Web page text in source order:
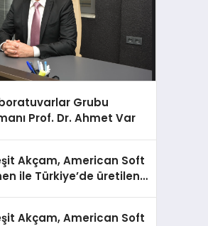
Grubu
Prof. Dr. Ahmet Var
Akçam, American Soft
ile Türkiye’de üretilen
Akçam, American Soft